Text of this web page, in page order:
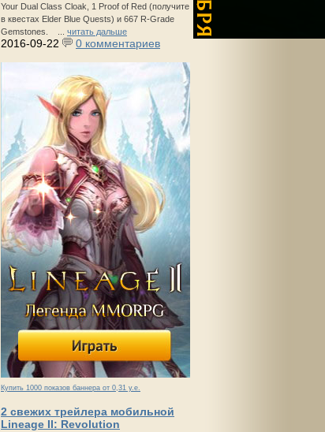
Your Dual Class Cloak, 1 Proof of Red (получите
в квестах Elder Blue Quests) и 667 R-Grade
Gemstones. ... читать дальше
2016-09-22 0 комментариев
Купить 1000 показов баннера от 0,31 у.е.
2 свежих трейлера мобильной
Lineage II: Revolution